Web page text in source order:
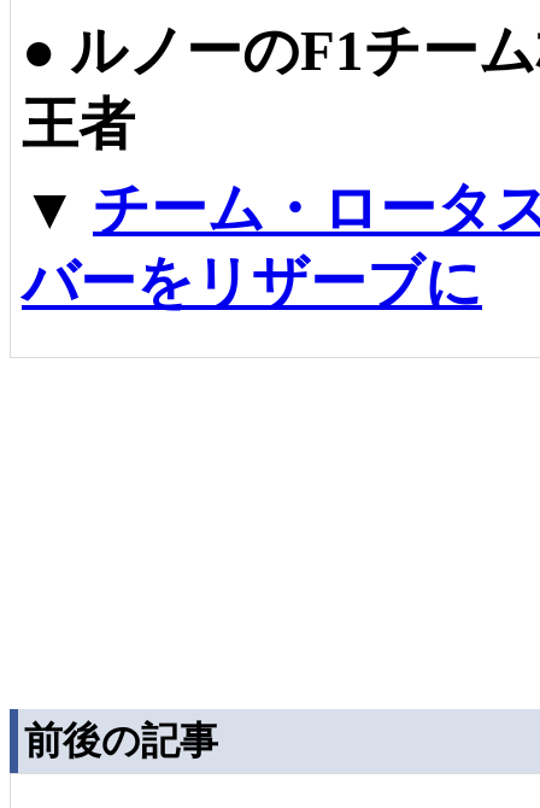
● ルノーのF1チー
王者
▼ チーム・ロータ
バーをリザーブに
前後の記事